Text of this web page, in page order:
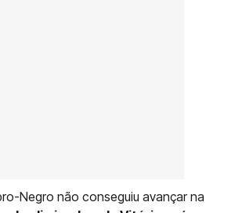
Negro não conseguiu avançar na